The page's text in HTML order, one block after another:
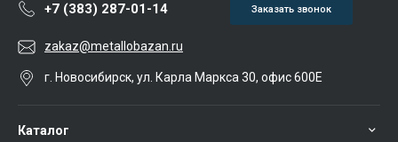
+7 (383) 287-01-14 Заказать звонок
zakaz@metallobazan.ru
г. Новосибирск, ул. Карла Маркса 30, офис 600Е
Каталог